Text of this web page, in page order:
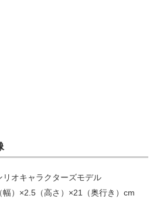
オキャラクターズモデル
）×2.5（高さ）×21（奥行き）cm